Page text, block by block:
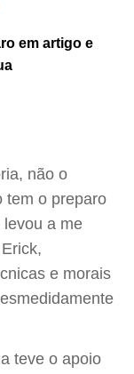
em artigo e
não o
tem o preparo
a me
e morais
teve o apoio